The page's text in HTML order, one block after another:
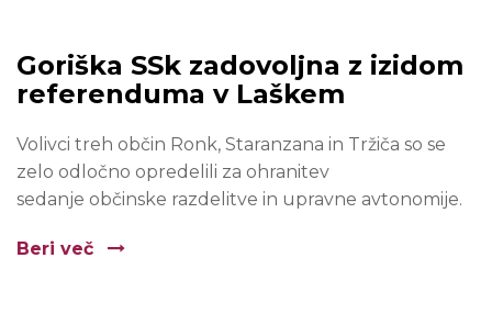
Goriška SSk zadovoljna z izidom
referenduma v Laškem
Volivci treh občin Ronk, Staranzana in Tržiča so se
zelo odločno opredelili za ohranitev
sedanje občinske razdelitve in upravne avtonomije.
Beri več